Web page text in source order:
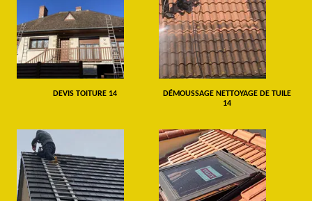
DEVIS TOITURE 14
DÉMOUSSAGE NETTOYAGE DE TUILE
14